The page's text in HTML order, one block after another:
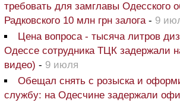
требовать для замглавы Одесского
Радковского 10 млн грн залога- 9
Цена вопроса - тысяча литров
Одессе сотрудника ТЦК задержали
видео) - 9 июля
Обещал снять с розыска и
службу: на Одесчине задержали